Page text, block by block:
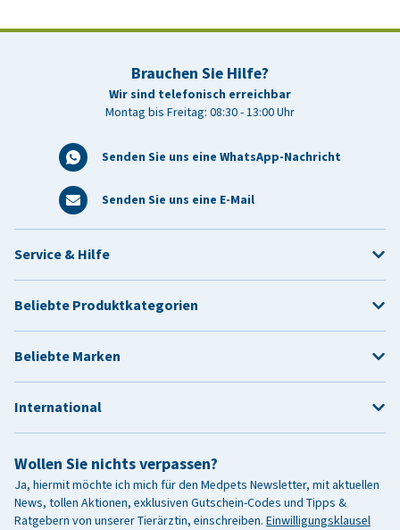
Brauchen Sie Hilfe?
Wir sind telefonisch erreichbar
Montag bis Freitag: 08:30 - 13:00 Uhr
Senden Sie uns eine WhatsApp-Nachricht
Senden Sie uns eine E-Mail
Wollen Sie nichts verpassen?
Ja, hiermit möchte ich mich für den Medpets Newsletter, mit aktuellen
News, tollen Aktionen, exklusiven Gutschein-Codes und Tipps &
Ratgebern von unserer Tierärztin, einschreiben. Einwilligungsklausel
Service & Hilfe
Beliebte Produktkategorien
Beliebte Marken
International